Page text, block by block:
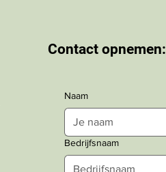
Contact opnemen:
Naam
Bedrijfsnaam